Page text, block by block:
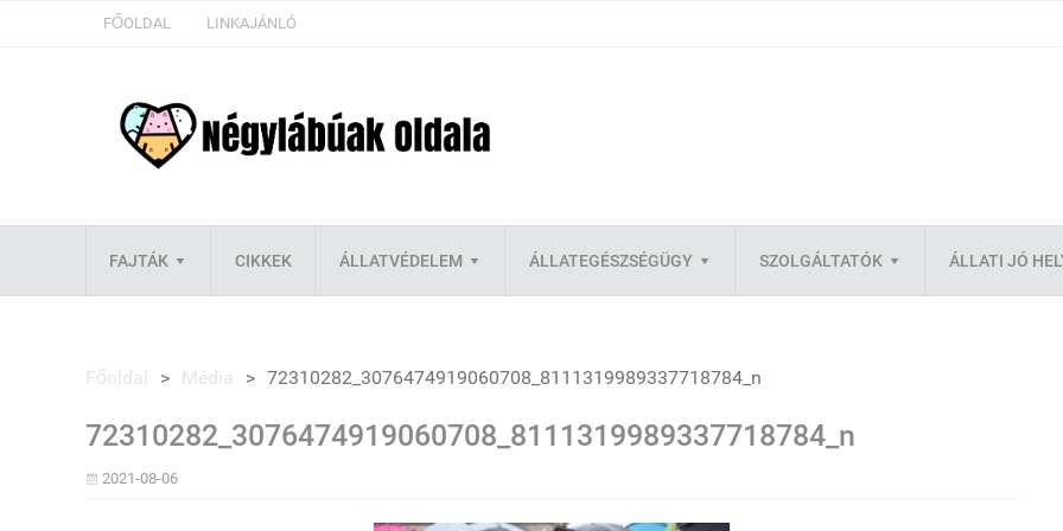
FŐOLDAL LINKAJÁNLÓ
FAJTÁK CIKKEK ÁLLATVÉDELEM ÁLLATEGÉSZSÉGÜGY SZOLGÁLTATÓK ÁLLATI JÓ
Főoldal > Média > 72310282_3076474919060708_8111319989337718784_n
72310282_3076474919060708_8111319989337718784_n
2021-08-06